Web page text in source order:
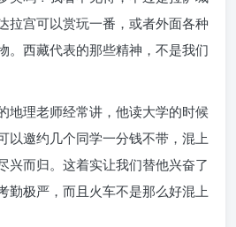
拉宫可以赏玩一番，或者外面各种
。西藏代表的那些精神，不是我们
地理老师经常讲，他读大学的时候
以邀约几个同学一分钱不带，混上
兴而归。这着实让我们替他兴奋了
勤极严，而且火车不是那么好混上